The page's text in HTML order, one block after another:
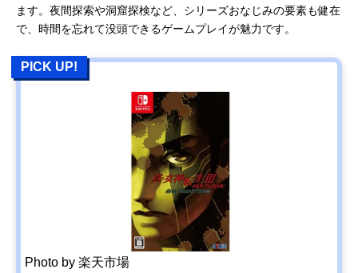
ます。夜間探索や洞窟探検など、シリーズおなじみの要素も健在
で、時間を忘れて没頭できるゲームプレイが魅力です。
PICK UP!
Photo by 楽天市場